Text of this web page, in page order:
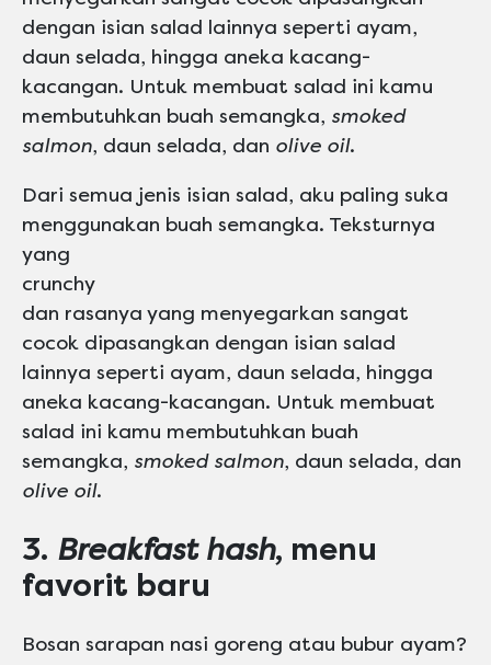
dengan isian salad lainnya seperti ayam,
daun selada, hingga aneka kacang-
kacangan. Untuk membuat salad ini kamu
membutuhkan buah semangka, smoked
salmon, daun selada, dan olive oil.
Dari semua jenis isian salad, aku paling suka
menggunakan buah semangka. Teksturnya
yang
crunchy
dan rasanya yang menyegarkan sangat
cocok dipasangkan dengan isian salad
lainnya seperti ayam, daun selada, hingga
aneka kacang-kacangan. Untuk membuat
salad ini kamu membutuhkan buah
semangka, smoked salmon, daun selada, dan
olive oil.
3. Breakfast hash, menu
favorit baru
Bosan sarapan nasi goreng atau bubur ayam?